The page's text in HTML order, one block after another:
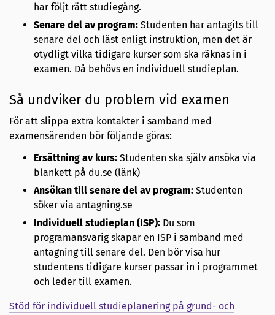
har följt rätt studiegång.
Senare del av program: Studenten har antagits till
senare del och läst enligt instruktion, men det är
otydligt vilka tidigare kurser som ska räknas in i
examen. Då behövs en individuell studieplan.
Så undviker du problem vid examen
För att slippa extra kontakter i samband med
examensärenden bör följande göras:
Ersättning av kurs: Studenten ska själv ansöka via
blankett på du.se (länk)
Ansökan till senare del av program: Studenten
söker via antagning.se
Individuell studieplan (ISP): Du som
programansvarig skapar en ISP i samband med
antagning till senare del. Den bör visa hur
studentens tidigare kurser passar in i programmet
och leder till examen.
Stöd för individuell studieplanering på grund- och